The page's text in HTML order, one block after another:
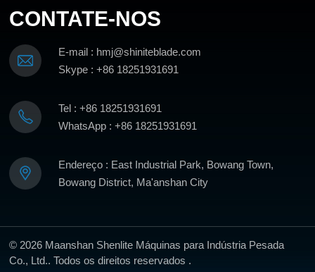
CONTATE-NOS
E-mail : hmj@shiniteblade.com
Skype : +86 18251931691
Tel : +86 18251931691
WhatsApp : +86 18251931691
Endereço : East Industrial Park, Bowang Town,
Bowang District, Ma'anshan City
© 2026 Maanshan Shenlite Máquinas para Indústria Pesada
Co., Ltd.. Todos os direitos reservados .